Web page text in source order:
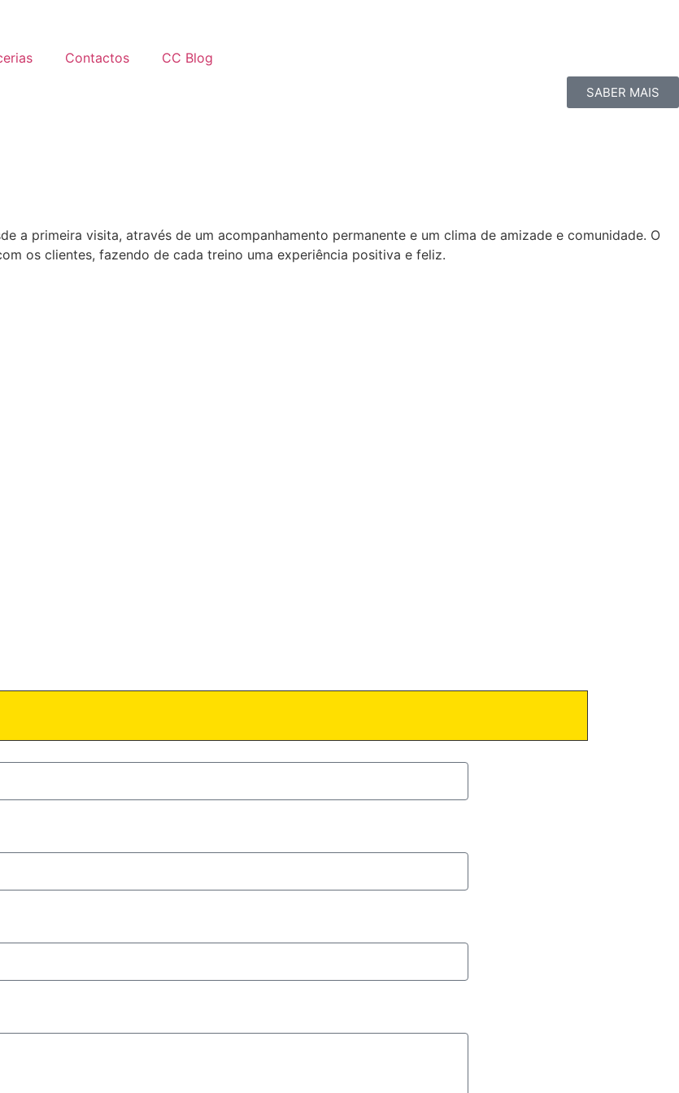
Contactos CC Blog
SABER MAIS
a primeira visita, através de um acompanhamento permanente e um clima de amizade e comunidade. O
os clientes, fazendo de cada treino uma experiência positiva e feliz.